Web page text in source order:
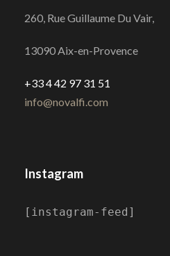
260, Rue Guillaume Du Vair,
13090 Aix-en-Provence
+33 4 42 97 31 51
info@novalfi.com
Instagram
[instagram-feed]